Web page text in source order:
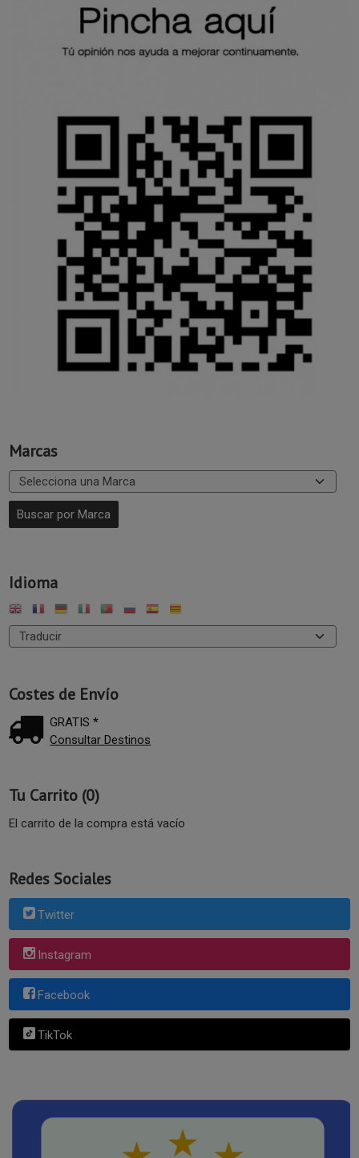
Marcas
Idioma
Costes de Envío
GRATIS *
Consultar Destinos
Tu Carrito (0)
El carrito de la compra está vacío
Redes Sociales
Twitter
Instagram
Facebook
TikTok